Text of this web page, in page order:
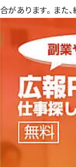
合があります。 また